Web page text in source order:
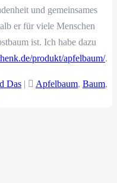
und gemeinsames
er für viele Menschen
ist. Ich habe dazu
produkt/apfelbaum/.
Das | Apfelbaum, Baum,